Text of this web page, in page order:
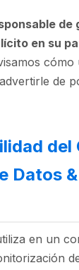
de
en su
cómo
de
del
Datos
en un